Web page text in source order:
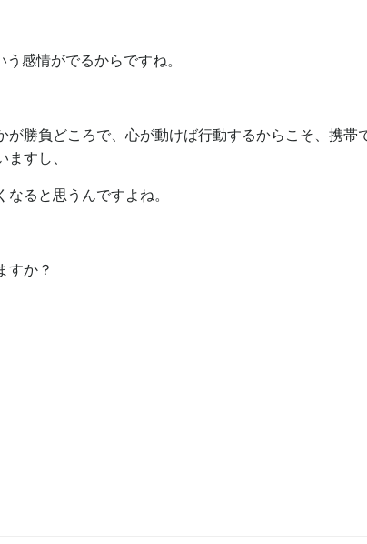
感情がでるからですね。
勝負どころで、心が動けば行動するからこそ、携帯
すし、
ると思うんですよね。
すか？